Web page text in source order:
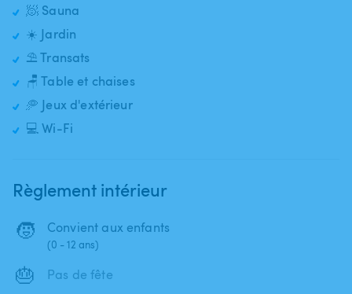
🧖 Sauna
☀️ Jardin
⛱️ Transats
🪑 Table et chaises
🥏 Jeux d'extérieur
💻 Wi-Fi
Règlement intérieur
🧒 Convient aux enfants
(0 - 12 ans)
🎂 Pas de fête